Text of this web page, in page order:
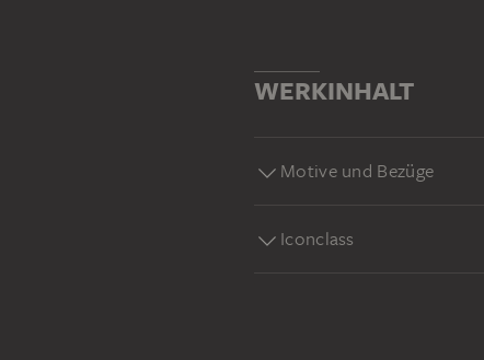
WERKINHALT
Motive und Bezüge
Iconclass